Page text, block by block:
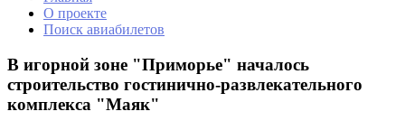
О проекте
Поиск авиабилетов
В игорной зоне "Приморье" началось
строительство гостинично-развлекательного
комплекса "Маяк"